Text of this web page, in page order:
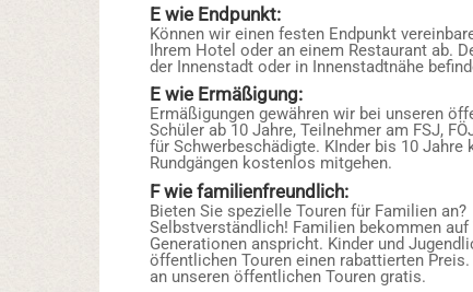
E wie Endpunkt:
Können wir einen festen Endpunkt
Ihrem Hotel oder an einem Restaurant ab.
der Innenstadt oder in Innenstadtnähe
E wie Ermäßigung:
Ermäßigungen gewähren wir bei unseren
Schüler ab 10 Jahre, Teilnehmer am FSJ,
für Schwerbeschädigte. KInder bis 10
Rundgängen kostenlos mitgehen.
F wie familienfreundlich:
Bieten Sie spezielle Touren für Familien an?
Selbstverständlich! Familien bekommen auf
Generationen anspricht. Kinder und
öffentlichen Touren einen rabattierten
an unseren öffentlichen Touren gratis.